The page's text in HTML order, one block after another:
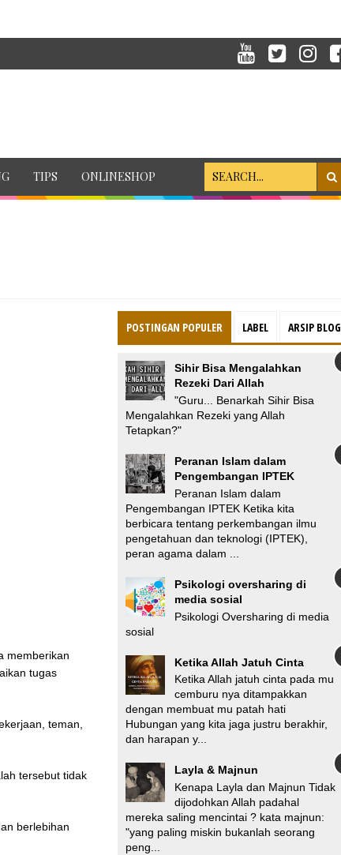
TIPS ONLINESHOP
memberikan
tugas
teman,
tersebut tidak
berlebihan
POSTINGAN POPULER LABEL ARSIP BLOG
Sihir Bisa Mengalahkan
Rezeki Dari Allah
"Guru... Benarkah Sihir Bisa
Mengalahkan Rezeki yang Allah
Tetapkan?"
Peranan Islam dalam
Pengembangan IPTEK
Peranan Islam dalam
Pengembangan IPTEK Ketika kita
berbicara tentang perkembangan ilmu
pengetahuan dan teknologi (IPTEK),
peran agama dalam ...
Psikologi oversharing di
media sosial
Psikologi Oversharing di media
sosial
Ketika Allah Jatuh Cinta
Ketika Allah jatuh cinta pada mu
cemburu nya ditampakkan
dengan membuat mu patah hati
Hubungan yang kita jaga justru berakhir,
dan harapan y...
Layla & Majnun
Kenapa Layla dan Majnun Tidak
dijodohkan Allah padahal
mereka saling mencintai ? kata majnun:
"yang paling miskin bukanlah seorang
peng...